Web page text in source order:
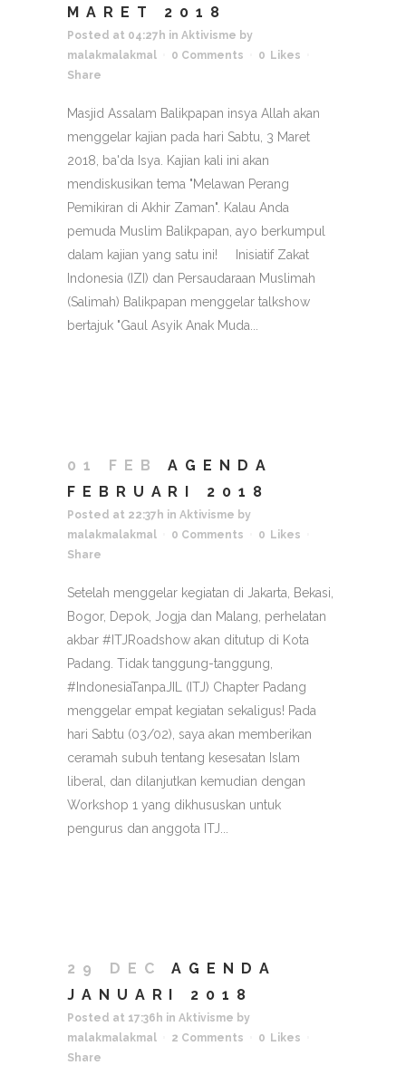
MARET 2018
Posted at 04:27h in Aktivisme by
malakmalakmal
0 Comments 0
Likes
Share
Masjid Assalam Balikpapan insya Allah akan
menggelar kajian pada hari Sabtu, 3 Maret
2018, ba'da Isya. Kajian kali ini akan
mendiskusikan tema "Melawan Perang
Pemikiran di Akhir Zaman". Kalau Anda
pemuda Muslim Balikpapan, ayo berkumpul
dalam kajian yang satu ini! Inisiatif Zakat
Indonesia (IZI) dan Persaudaraan Muslimah
(Salimah) Balikpapan menggelar talkshow
bertajuk "Gaul Asyik Anak Muda...
01 FEB
AGENDA
FEBRUARI 2018
Posted at 22:37h in Aktivisme by
malakmalakmal
0 Comments 0
Likes
Share
Setelah menggelar kegiatan di Jakarta, Bekasi,
Bogor, Depok, Jogja dan Malang, perhelatan
akbar #ITJRoadshow akan ditutup di Kota
Padang. Tidak tanggung-tanggung,
#IndonesiaTanpaJIL (ITJ) Chapter Padang
menggelar empat kegiatan sekaligus! Pada
hari Sabtu (03/02), saya akan memberikan
ceramah subuh tentang kesesatan Islam
liberal, dan dilanjutkan kemudian dengan
Workshop 1 yang dikhususkan untuk
pengurus dan anggota ITJ...
29 DEC
AGENDA
JANUARI 2018
Posted at 17:36h in Aktivisme by
malakmalakmal
2 Comments 0
Likes
Share